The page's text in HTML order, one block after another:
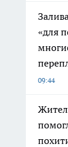
«для
09:44